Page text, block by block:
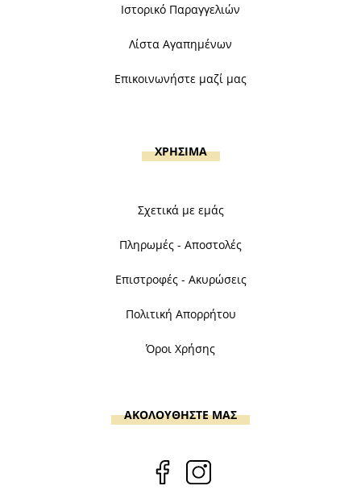
Ιστορικό Παραγγελιών
Λίστα Αγαπημένων
Επικοινωνήστε μαζί μας
ΧΡΗΣΙΜΑ
Σχετικά με εμάς
Πληρωμές - Αποστολές
Επιστροφές - Ακυρώσεις
Πολιτική Απορρήτου
Όροι Χρήσης
ΑΚΟΛΟΥΘΗΣΤΕ ΜΑΣ